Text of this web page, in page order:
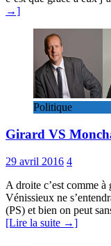
→]
Politique
Girard VS
29 avril 2016 4
A droite c’est comme
Vénissieux ne
(PS) et bien on peut
[Lire la suite →]